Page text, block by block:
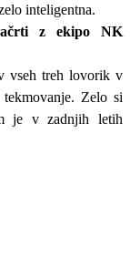
inteligentna.
z ekipo NK
vseh treh lovorik v
Zelo si
je v zadnjih letih